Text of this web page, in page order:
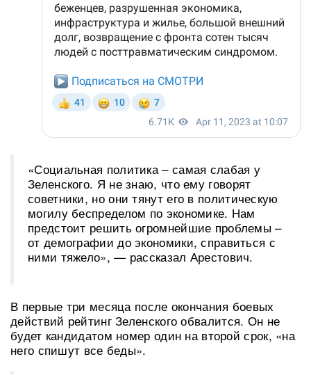
«Социальная политика – самая слабая у
Зеленского. Я не знаю, что ему говорят
советники, но они тянут его в политическую
могилу беспределом по экономике. Нам
предстоит решить огромнейшие проблемы –
от демографии до экономики, справиться с
ними тяжело», — рассказал Арестович.
В первые три месяца после окончания боевых
действий рейтинг Зеленского обвалится. Он не
будет кандидатом номер один на второй срок, «на
него спишут все беды».